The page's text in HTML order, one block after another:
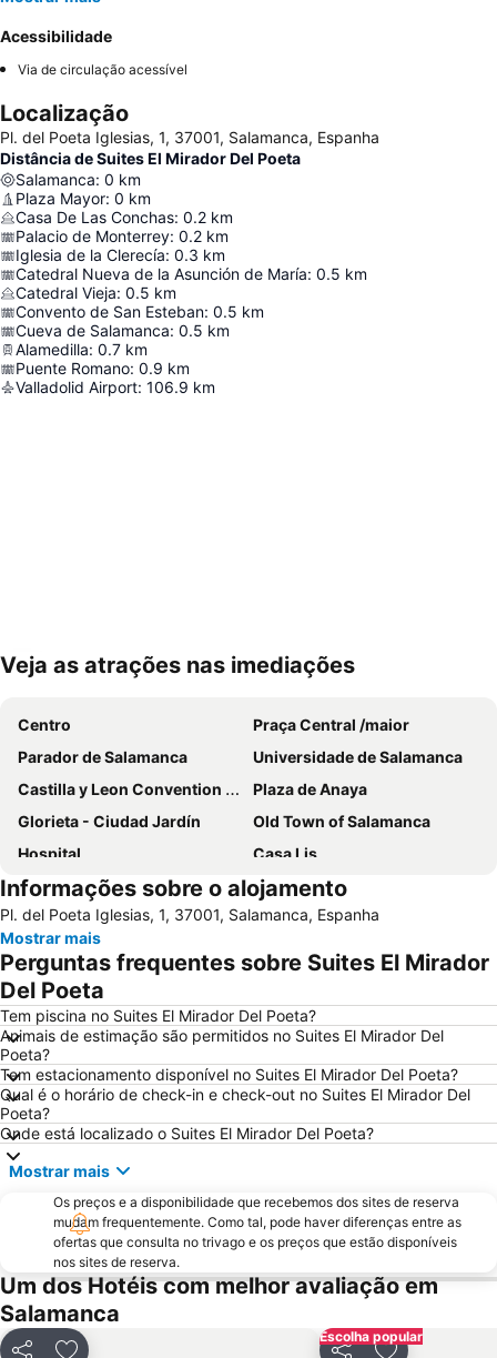
Acessibilidade
Via de circulação acessível
Localização
Pl. del Poeta Iglesias, 1, 37001, Salamanca, Espanha
Distância de Suites El Mirador Del Poeta
Salamanca: 0 km
Plaza Mayor: 0 km
Casa De Las Conchas: 0.2 km
Palacio de Monterrey: 0.2 km
Iglesia de la Clerecía: 0.3 km
Catedral Nueva de la Asunción de María: 0.5 km
Catedral Vieja: 0.5 km
Convento de San Esteban: 0.5 km
Cueva de Salamanca: 0.5 km
Alamedilla: 0.7 km
Puente Romano: 0.9 km
Valladolid Airport: 106.9 km
Ampliar mapa
Veja as atrações nas imediações
Centro
Praça Central /maior
Parador de Salamanca
Universidade de Salamanca
Castilla y Leon Convention Center
Plaza de Anaya
Glorieta - Ciudad Jardín
Old Town of Salamanca
Hospital
Casa Lis
Puente Romano
Barrio del Carmen
Tejares
Virgen de la Vega
Universidad Pontificia de Salamanca
Parque de San Francisco
Igreja e convento de San Esteban
Universidad
La Vega
Chinchibarra
Blanco
Helmántico Stadium
Salamanca Airport
Rúa Mayor
Colegio Mayor Arzobispo Fonseca o de los Irlandeses de Salamanca
Carmelitas - Oeste
Salesas
San José
Montalvo
Informações sobre o alojamento
Pl. del Poeta Iglesias, 1, 37001, Salamanca, Espanha
Mostrar mais
Perguntas frequentes sobre Suites El Mirador
Del Poeta
Tem piscina no Suites El Mirador Del Poeta?
Animais de estimação são permitidos no Suites El Mirador Del
Poeta?
Tem estacionamento disponível no Suites El Mirador Del Poeta?
Qual é o horário de check-in e check-out no Suites El Mirador Del
Poeta?
Onde está localizado o Suites El Mirador Del Poeta?
Mostrar mais
Os preços e a disponibilidade que recebemos dos sites de reserva
mudam frequentemente. Como tal, pode haver diferenças entre as
ofertas que consulta no trivago e os preços que estão disponíveis
nos sites de reserva.
Um dos Hotéis com melhor avaliação em
Salamanca
Escolha popular